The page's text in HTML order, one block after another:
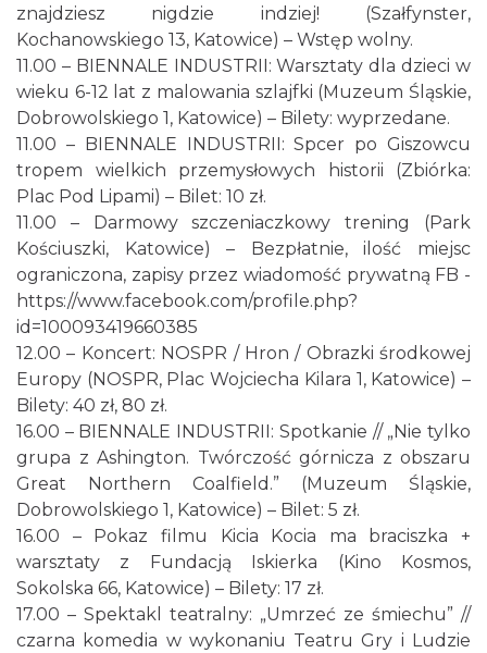
znajdziesz nigdzie indziej! (Szałfynster,
Kochanowskiego 13, Katowice) – Wstęp wolny.
11.00 – BIENNALE INDUSTRII: Warsztaty dla dzieci w
wieku 6-12 lat z malowania szlajfki (Muzeum Śląskie,
Dobrowolskiego 1, Katowice) – Bilety: wyprzedane.
11.00 – BIENNALE INDUSTRII: Spcer po Giszowcu
tropem wielkich przemysłowych historii (Zbiórka:
Plac Pod Lipami) – Bilet: 10 zł.
11.00 – Darmowy szczeniaczkowy trening (Park
Kościuszki, Katowice) – Bezpłatnie, ilość miejsc
ograniczona, zapisy przez wiadomość prywatną FB -
https://www.facebook.com/profile.php?
id=100093419660385
12.00 – Koncert: NOSPR / Hron / Obrazki środkowej
Europy (NOSPR, Plac Wojciecha Kilara 1, Katowice) –
Bilety: 40 zł, 80 zł.
16.00 – BIENNALE INDUSTRII: Spotkanie // „Nie tylko
grupa z Ashington. Twórczość górnicza z obszaru
Great Northern Coalfield.” (Muzeum Śląskie,
Dobrowolskiego 1, Katowice) – Bilet: 5 zł.
16.00 – Pokaz filmu Kicia Kocia ma braciszka +
warsztaty z Fundacją Iskierka (Kino Kosmos,
Sokolska 66, Katowice) – Bilety: 17 zł.
17.00 – Spektakl teatralny: „Umrzeć ze śmiechu” //
czarna komedia w wykonaniu Teatru Gry i Ludzie